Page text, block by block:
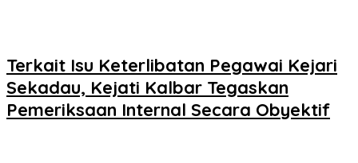
Terkait Isu Keterlibatan Pegawai Kejari
Sekadau, Kejati Kalbar Tegaskan
Pemeriksaan Internal Secara Obyektif